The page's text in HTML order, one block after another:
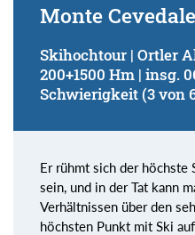
Monte
Skihochtour | Ortler
200+1500 Hm | insg.
Schwierigkeit (3 von
Er rühmt sich der höchste
sein, und in der Tat kann
Verhältnissen über den
höchsten Punkt mit Ski